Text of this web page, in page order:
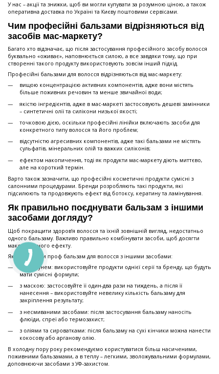
У нас – акції та знижки, щоб ви могли купувати за розумною ціною, а також
оперативна доставка по Україні та Києву поштовими сервісами.
Чим професійні бальзами відрізняються від
засобів мас-маркету?
Багато хто відзначає, що після застосування професійного засобу волосся
буквально «оживає», наповнюється силою, а все завдяки тому, що при
створенні такого продукту використовують зовсім інший підхід.
Професійні бальзами для волосся відрізняються від мас-маркету:
вищою концентрацією активних компонентів, адже вони містять
більше поживних речовин та менше звичайної води;
якістю інгредієнтів, адже в мас-маркеті застосовують дешеві замінники
– синтетичні олії та силікони низької якості;
точковою дією, оскільки професійні лінійки включають засоби для
конкретного типу волосся та його проблем;
відсутністю агресивних компонентів, адже такі бальзами не містять
сульфатів, мінеральних олій та важких силіконів;
ефектом накопичення, тоді як продукти мас-маркету діють миттєво,
але на короткий термін.
Варто також зазначити, що професійні косметичні продукти сумісні з
салонними процедурами. Бренди розробляють такі продукти, які
підсилюють та продовжують ефект від ботоксу, кератину та ламінування.
Як правильно поєднувати бальзам з іншими
засобами догляду?
Щоб покращити здоров’я волосся та їхній зовнішній вигляд, недостатньо
одного бальзаму. Важливо правильно комбінувати засоби, щоб досягти
максимального ефекту.
Як поєднувати проф бальзам для волосся з іншими засобами:
з шампунем: використовуйте продукти однієї серії та бренду, що будуть
мати сумісні формули;
з маскою: застосовуйте її один-два рази на тиждень, а після її
нанесення – використовуйте невелику кількість бальзаму для
закріплення результату;
з несмиваними засобами: після застосування бальзаму наносіть
флюїди, спреї або термозахист;
з оліями та сироватками: після бальзаму на сухі кінчики можна нанести
кокосову або арганову олію.
В холодну пору року рекомендуємо користуватися більш насиченими,
поживними бальзамами, а в теплу – легкими, зволожувальними формулами,
доповнюючи засобами з УФ-захистом.